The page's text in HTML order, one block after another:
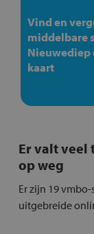
Vind en
middelbare
Nieuwediep
kaart
Er valt veel
op weg
Er zijn 19
uitgebreide